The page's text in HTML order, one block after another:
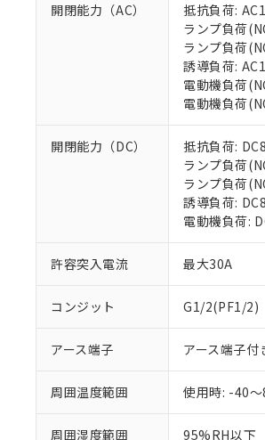
開閉能力（AC）
抵抗負荷:
ランプ負荷
ランプ負荷
誘導負荷:
電動機負荷
電動機負荷
開閉能力（DC）
抵抗負荷:
ランプ負荷
ランプ負荷
誘導負荷:
電動機負荷:
許容突入電流 最大30A
コンジット G1/2(PF1/2)
アース端子 アース端子付
周囲温度範囲 使用時: -40
周囲湿度範囲 95%RH以下